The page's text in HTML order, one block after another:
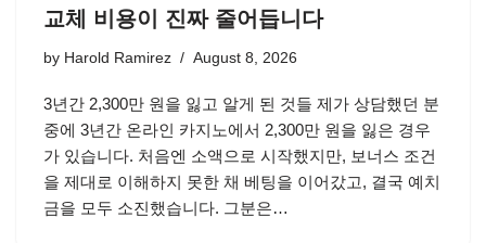
교체 비용이 진짜 줄어듭니다
by Harold Ramirez August 8, 2026
3년간 2,300만 원을 잃고 알게 된 것들 제가 상담했던 분
중에 3년간 온라인 카지노에서 2,300만 원을 잃은 경우
가 있습니다. 처음엔 소액으로 시작했지만, 보너스 조건
을 제대로 이해하지 못한 채 베팅을 이어갔고, 결국 예치
금을 모두 소진했습니다. 그분은…